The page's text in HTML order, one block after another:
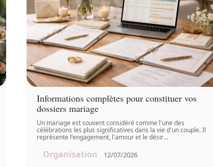
Informations complètes pour constituer vos
dossiers mariage
Un mariage est souvent considéré comme l'une des
célébrations les plus significatives dans la vie d'un couple. Il
représente l'engagement, l'amour et le désir…
Organisation 12/07/2026